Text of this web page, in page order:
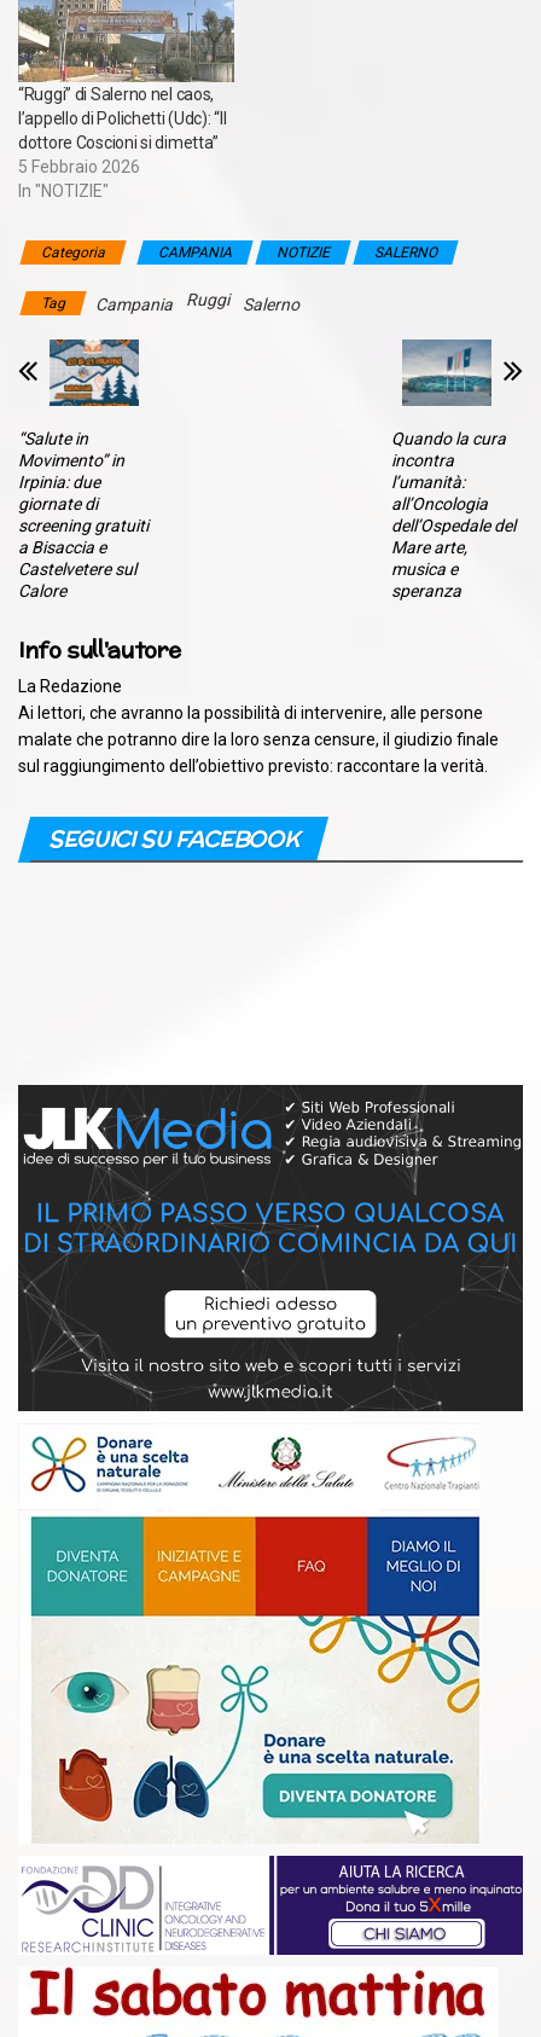
“Ruggi” di Salerno nel caos,
l’appello di Polichetti (Udc): “Il
dottore Coscioni si dimetta”
5 Febbraio 2026
In "NOTIZIE"
Categoria CAMPANIA NOTIZIE SALERNO
Tag Campania Ruggi Salerno
“Salute in
Movimento” in
Irpinia: due
giornate di
screening gratuiti
a Bisaccia e
Castelvetere sul
Calore
Quando la cura
incontra
l’umanità:
all’Oncologia
dell’Ospedale del
Mare arte,
musica e
speranza
Info sull'autore
La Redazione
Ai lettori, che avranno la possibilità di intervenire, alle persone
malate che potranno dire la loro senza censure, il giudizio finale
sul raggiungimento dell’obiettivo previsto: raccontare la verità.
SEGUICI SU FACEBOOK